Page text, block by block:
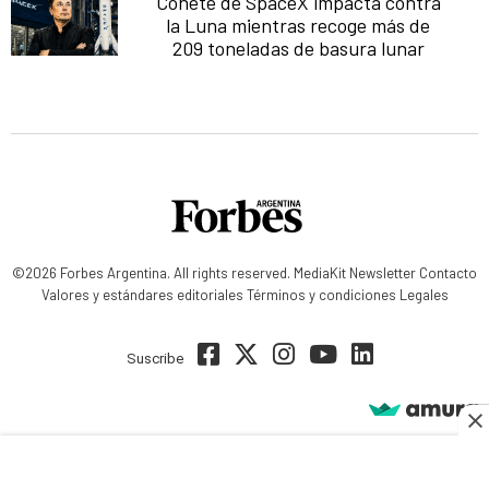
la Luna mientras recoge más de
209 toneladas de basura lunar
©2026 Forbes Argentina. All rights reserved. MediaKit Newsletter Contacto
Valores y estándares editoriales Términos y condiciones Legales
Suscribe